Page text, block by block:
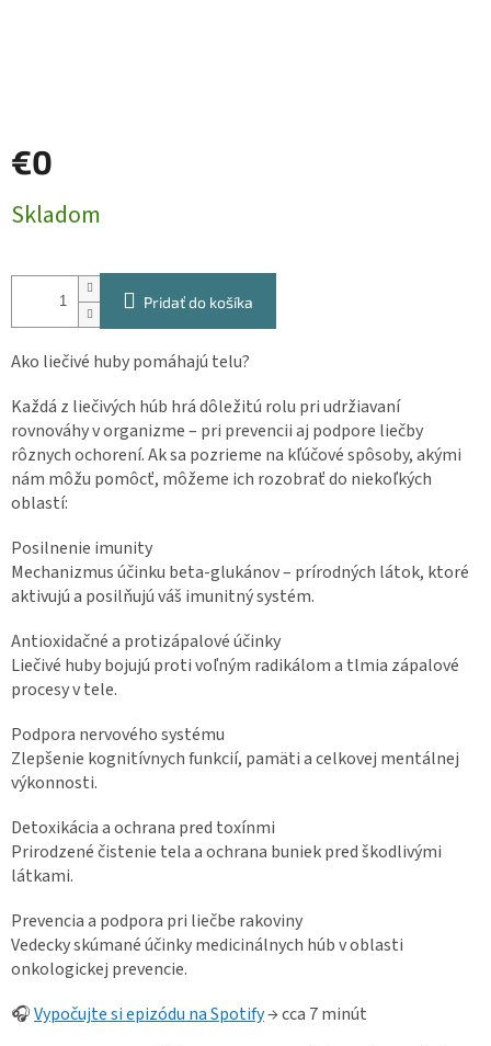
€0
cena:
Skladom
Pridať do košíka
Ako liečivé huby pomáhajú telu?
Každá z liečivých húb hrá dôležitú rolu pri udržiavaní
rovnováhy v organizme – pri prevencii aj podpore liečby
rôznych ochorení. Ak sa pozrieme na kľúčové spôsoby, akými
nám môžu pomôcť, môžeme ich rozobrať do niekoľkých
oblastí:
Posilnenie imunity
Mechanizmus účinku beta-glukánov – prírodných látok, ktoré
aktivujú a posilňujú váš imunitný systém.
Antioxidačné a protizápalové účinky
Liečivé huby bojujú proti voľným radikálom a tlmia zápalové
procesy v tele.
Podpora nervového systému
Zlepšenie kognitívnych funkcií, pamäti a celkovej mentálnej
výkonnosti.
Detoxikácia a ochrana pred toxínmi
Prirodzené čistenie tela a ochrana buniek pred škodlivými
látkami.
Prevencia a podpora pri liečbe rakoviny
Vedecky skúmané účinky medicinálnych húb v oblasti
onkologickej prevencie.
🎧Vypočujte si epizódu na Spotify→ cca 7 minút